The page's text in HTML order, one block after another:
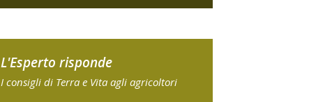
L'Esperto risponde
I consigli di Terra e Vita agli agricoltori